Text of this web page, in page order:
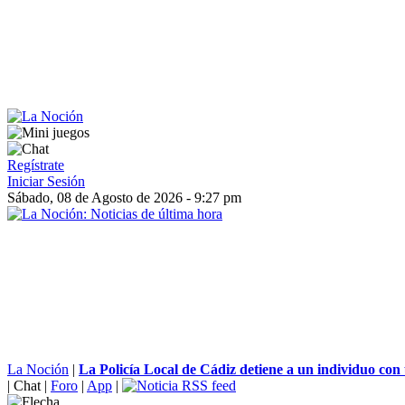
Regístrate
Iniciar Sesión
Sábado, 08 de Agosto de 2026 - 9:27 pm
La Noción | La Policía Local de Cádiz detiene a un individuo con
| Chat | Foro | App |